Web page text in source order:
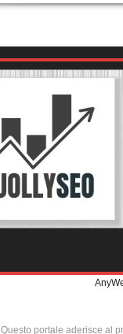
Questo portale aderisce al